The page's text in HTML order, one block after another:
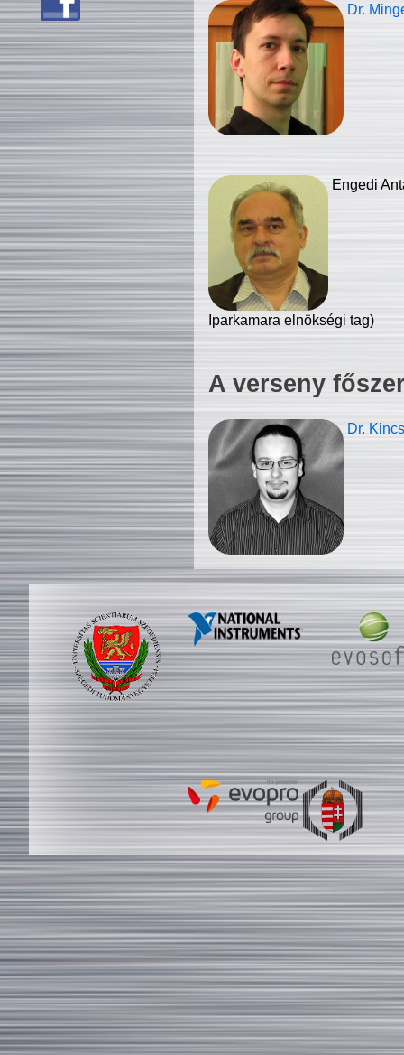
Dr.
Engedi
Iparkamara elnökségi tag)
A verseny
Dr.